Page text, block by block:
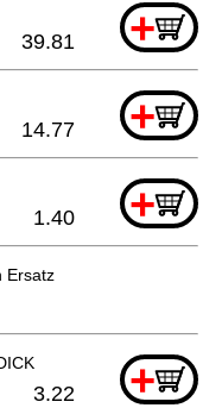
+
39.81
+
14.77
+
1.40
Ersatz
+
3.22